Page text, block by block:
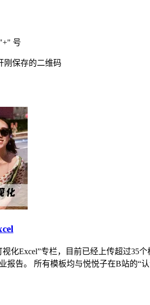
号
刚保存的二维码
化Excel”专栏，目前已经上传超过35
报告。 所有模板均与悦悦子在B站的“